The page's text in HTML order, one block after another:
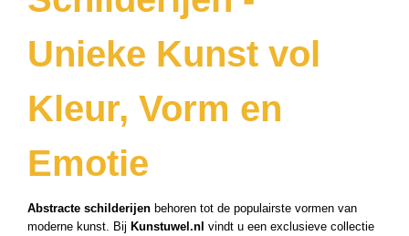
Unieke Kunst vol
Kleur, Vorm en
Emotie
Abstracte schilderijen behoren tot de populairste vormen van
moderne kunst. Bij Kunstuwel.nl vindt u een exclusieve collectie